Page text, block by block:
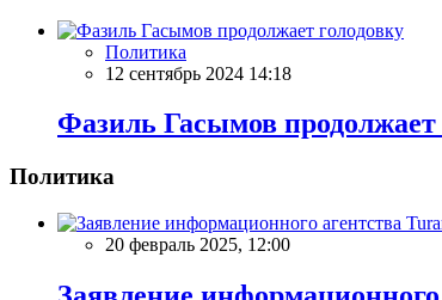
Политика
12 сентябрь 2024 14:18
Фазиль Гасымов продолжает
Политика
20 февраль 2025, 12:00